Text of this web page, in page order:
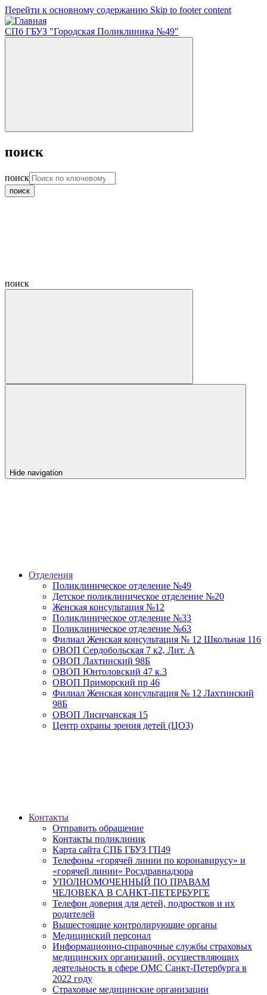
Перейти к основному содержанию Skip to footer content
СПб ГБУЗ "Городская Поликлиника №49"
поиск
поиск
поиск
Hide navigation
Отделения
Поликлиническое отделение №49
Детское поликлиническое отделение №20
Женская консультация №12
Поликлиническое отделение №33
Поликлиническое отделение №63
Филиал Женская консультация № 12 Школьная 116
ОВОП Сердобольская 7 к2, Лит. А
ОВОП Лахтинский 98Б
ОВОП Юнтоловский 47 к.3
ОВОП Приморский пр 46
Филиал Женская консультация № 12 Лахтинский
98Б
ОВОП Лисичанская 15
Центр охраны зрения детей (ЦОЗ)
Контакты
Отправить обращение
Контакты поликлиник
Карта сайта СПБ ГБУЗ ГП49
Телефоны «горячей линии по коронавирусу» и
«горячей линии» Росздравнадзора
УПОЛНОМОЧЕННЫЙ ПО ПРАВАМ
ЧЕЛОВЕКА В САНКТ-ПЕТЕРБУРГЕ
Телефон доверия для детей, подростков и их
родителей
Вышестоящие контролирующие органы
Медицинский персонал
Информационно-справочные службы страховых
медицинских организаций, осуществляющих
деятельность в сфере ОМС Санкт-Петербурга в
2022 году
Страховые медицинские организации